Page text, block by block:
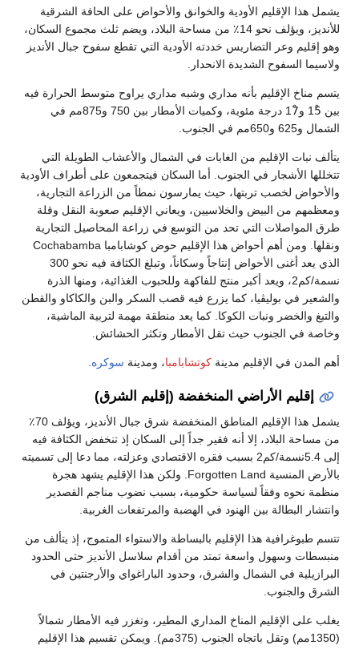
يشمل هذا الإقليم الأودية والخوانق والأحواض على الحافة الشرقية
للأنديز، ويؤلف نحو 14٪ من مساحة البلاد، ويضم ثلث مجموع السكان،
وهو إقليم وعر التضاريس خددته الأودية التي تقطع سفوح جبال الأنديز
ولاسيما السفوح الشديدة الانحدار.
يتسم مناخ الإقليم بأنه مداري وشبه مداري يراوح متوسط الحرارة فيه
بين 15ْ و17ْ درجة مئوية، وكميات الأمطار بين 750 و875مم في
الشمال و625 و650مم في الجنوب.
يتألف نبات الإقليم من الغابات في الشمال والأعشاب الطويلة التي
تتخللها الأشجار في الجنوب. أما السكان فيتجمعون على أطراف الأودية
والأحواض لخصب تربتها، حيث يمارسون نمطاً من الزراعة التجارية،
ومعظمهم من البيض والخلاسيين، ويعاني الإقليم صعوبة النقل وقلة
طرق المواصلات التي تحد من التوسع في زراعة المحاصيل التجارية
ونقلها. ومن أهم أحواض هذا الإقليم حوض كوشابامبا Cochabamba
الذي يعد أغنى الأحواض إنتاجاً وسكاناً، وتبلغ الكثافة فيه نحو 300
نسمة/كم2، ويعد أكبر منتج للفاكهة وللحبوب الغذائية، ومنها الذرة
والشعير في بوليڤيا، كما يزرع فيه قصب السكر والبن والكاكاو والقطن
والتبغ والخضر ونبات الكوكا. كما يعد منطقة مهمة لتربية الماشية،
وخاصة في الجنوب حيث تقل الأمطار وتكثر الحشائش.
أهم المدن في الإقليم مدينةكوتشابامبا، ومدينةسوكره .
إقليم الأراضي المنخفضة (إقليم الشرق)
يشمل هذا الإقليم المناطق المنخفضة شرق جبال الأنديز، ويؤلف 70٪
من مساحة البلاد، إلا أنه فقير جداً إلى السكان إذ تنخفض الكثافة فيه
إلى 5.4نسمة/كم2 بسبب فقره الاقتصادي وعزلته، مما دعا إلى تسميته
بالأرض المنسية Forgotten Land. ولكن هذا الإقليم يشهد هجرة
منظمة نحوه وفقاً لسياسة حكومية، بسبب نضوب مناجم القصدير
وانتشار البطالة بين الهنود في الهضبة والمرتفعات الغربية.
تتسم طبوغرافية هذا الإقليم بالبساطة والاستواء المتموج، إذ يتألف من
منبسطات وسهول واسعة تمتد من أقدام سلاسل الأنديز حتى الحدود
البرازيلية في الشمال والشرق، وحدود الباراغواي والأرجنتين في
الشرق والجنوب.
يغلب على الإقليم المناخ المداري المطير، وتغزر فيه الأمطار شمالاً
(1350مم) وتقل باتجاه الجنوب (375مم). ويمكن تقسيم هذا الإقليم